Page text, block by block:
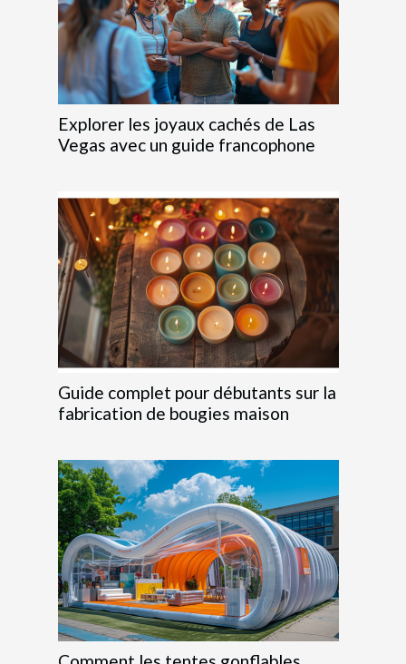
Explorer les joyaux cachés de Las
Vegas avec un guide francophone
Guide complet pour débutants sur la
fabrication de bougies maison